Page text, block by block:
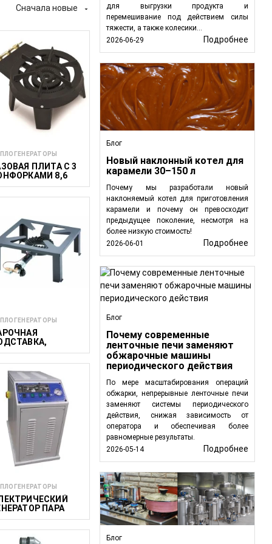
переработке
и
и
воды для
масла,
повлиять на
процессов, таких
обеспечивая
на различных
горячего масла
выпечки,
продуктов,
в
разработанных для
контроля
генерации
Сначала новые 
ПЛИТА С 3
8,6
7 КВТ
ПАРА
ЛИТРА
для выгрузки продукта и
перемешивание под действием силы
тяжести, а также колесики...
2026-06-29
Подробнее
Блог
Новый наклонный котел для
карамели 30–150 л
Почему мы разработали новый
наклоняемый котел для приготовления
карамели и почему он превосходит
предыдущее поколение, несмотря на
более низкую стоимость!
2026-06-01
Подробнее
Блог
Почему современные
ленточные печи заменяют
обжарочные машины
периодического действия
По мере масштабирования операций
обжарки, непрерывные ленточные печи
заменяют системы периодического
действия, снижая зависимость от
оператора и обеспечивая более
равномерные результаты.
2026-05-14
Подробнее
Блог